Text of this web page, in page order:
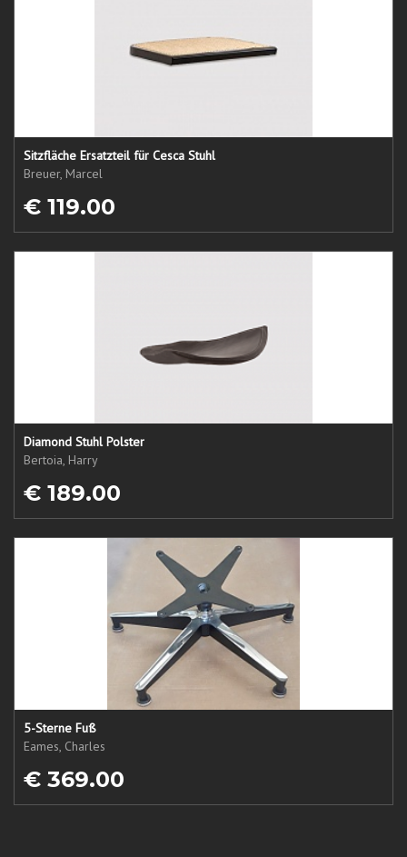
Sitzfläche Ersatzteil für Cesca Stuhl
Breuer, Marcel
€ 119.00
Diamond Stuhl Polster
Bertoia, Harry
€ 189.00
5-Sterne Fuß
Eames, Charles
€ 369.00